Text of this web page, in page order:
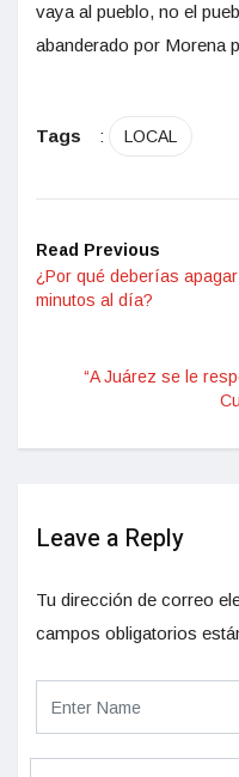
vaya al pueblo, no el
abanderado por Morena
Tags : LOCAL
Read Previous
¿Por qué deberías
minutos al día?
“A Juárez se le
Leave a Reply
Tu dirección de correo
campos obligatorios